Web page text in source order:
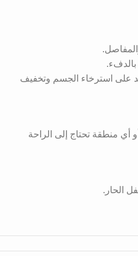
بالدفء.
على استرخاء الجسم وتخفيف
أي منطقة تحتاج إلى الراحة
الحار.